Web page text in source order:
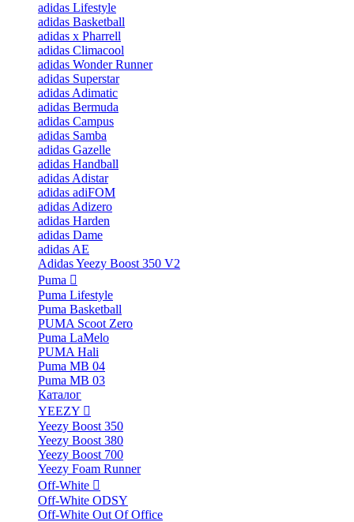
adidas Lifestyle
adidas Basketball
adidas x Pharrell
adidas Climacool
adidas Wonder Runner
adidas Superstar
adidas Adimatic
adidas Bermuda
adidas Campus
adidas Samba
adidas Gazelle
adidas Handball
adidas Adistar
adidas adiFOM
adidas Adizero
adidas Harden
adidas Dame
adidas AE
Adidas Yeezy Boost 350 V2
Puma
Puma Lifestyle
Puma Basketball
PUMA Scoot Zero
Puma LaMelo
PUMA Hali
Puma MB 04
Puma MB 03
Каталог
YEEZY
Yeezy Boost 350
Yeezy Boost 380
Yeezy Boost 700
Yeezy Foam Runner
Off-White
Off-White ODSY
Off-White Out Of Office